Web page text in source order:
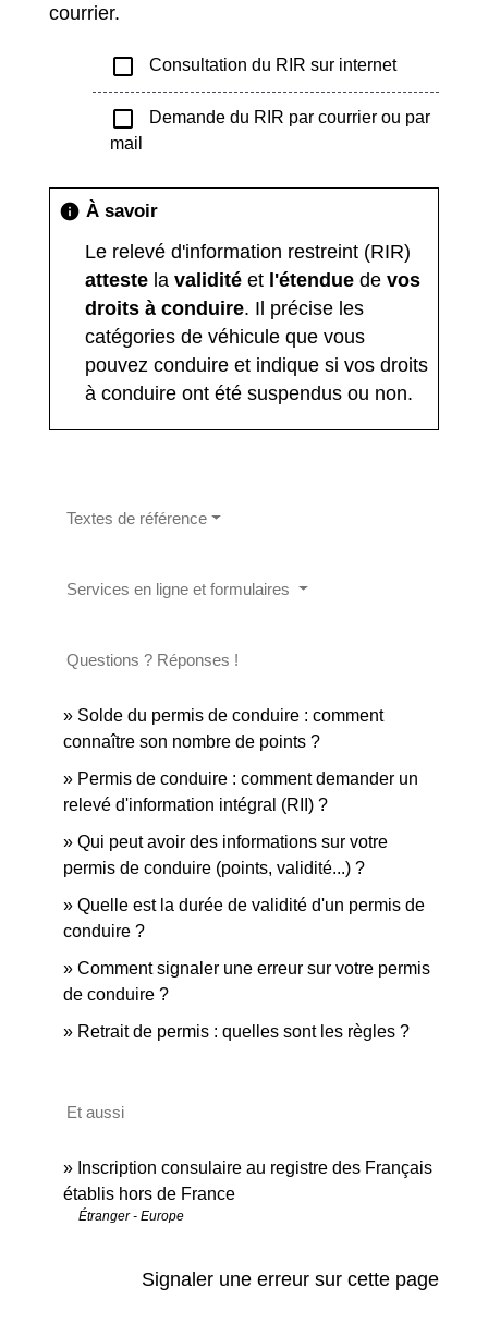
courrier.
check_box_outline_blank Consultation du RIR sur internet
check_box_outline_blank
Demande du RIR par courrier ou par
mail
info À savoir
Le relevé d'information restreint (RIR)
atteste la validité et l'étendue de vos
droits à conduire. Il précise les
catégories de véhicule que vous
pouvez conduire et indique si vos droits
à conduire ont été suspendus ou non.
Textes de référence
Services en ligne et formulaires
Questions ? Réponses !
Solde du permis de conduire : comment
connaître son nombre de points ?
Permis de conduire : comment demander un
relevé d'information intégral (RII) ?
Qui peut avoir des informations sur votre
permis de conduire (points, validité...) ?
Quelle est la durée de validité d'un permis de
conduire ?
Comment signaler une erreur sur votre permis
de conduire ?
Retrait de permis : quelles sont les règles ?
Et aussi
Inscription consulaire au registre des Français
établis hors de France
Étranger - Europe
Signaler une erreur sur cette page